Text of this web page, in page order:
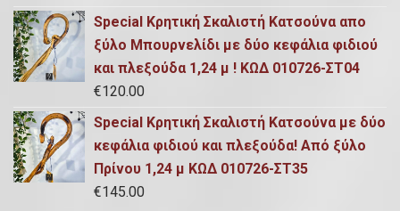
Special Κρητική Σκαλιστή Κατσούνα απο
ξύλο Μπουρνελίδι με δύο κεφάλια φιδιού
και πλεξούδα 1,24 μ ! ΚΩΔ 010726-ΣΤ04
€120.00
Special Κρητική Σκαλιστή Κατσούνα με δύο
κεφάλια φιδιού και πλεξούδα! Από ξύλο
Πρίνου 1,24 μ ΚΩΔ 010726-ΣΤ35
€145.00